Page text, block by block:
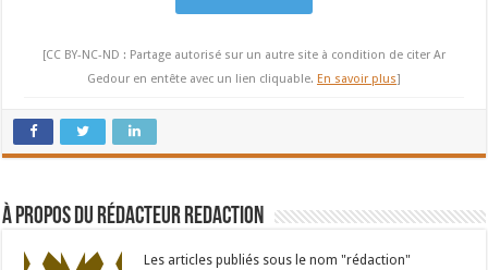
[CC BY-NC-ND : Partage autorisé sur un autre site à condition de citer Ar
Gedour en entête avec un lien cliquable. En savoir plus]
À propos du rédacteur Redaction
Les articles publiés sous le nom "rédaction"